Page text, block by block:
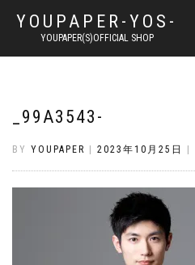
YOUPAPER-YOS-
YOUPAPER(S)OFFICIAL SHOP
_99A3543-
BY YOUPAPER 2023年10月25日